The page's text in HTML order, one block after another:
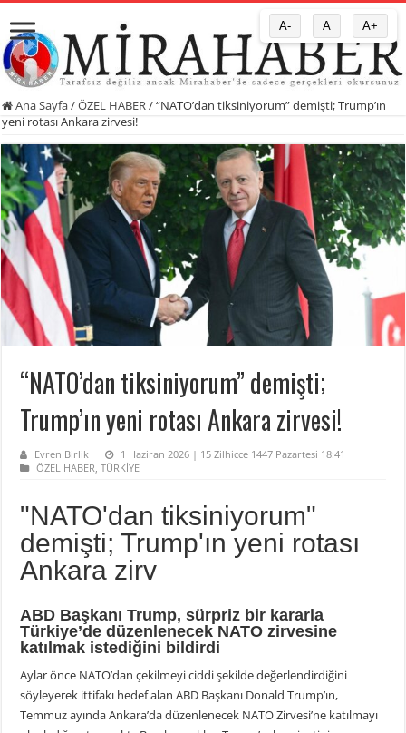
Ana Sayfa/ÖZEL HABER /“NATO’dan tiksiniyorum” demişti; Trump’ın
yeni rotası Ankara zirvesi!
“NATO’dan tiksiniyorum” demişti;
Trump’ın yeni rotası Ankara zirvesi!
Evren Birlik
1 Haziran 2026 | 15 Zilhicce 1447 Pazartesi 18:41
ÖZEL HABER,TÜRKİYE
"NATO'dan tiksiniyorum"
demişti; Trump'ın yeni rotası
Ankara zirv
ABD Başkanı Trump, sürpriz bir kararla
Türkiye’de düzenlenecek NATO zirvesine
katılmak istediğini bildirdi
Aylar önce NATO’dan çekilmeyi ciddi şekilde değerlendirdiğini
söyleyerek ittifakı hedef alan ABD Başkanı Donald Trump’ın,
Temmuz ayında Ankara’da düzenlenecek NATO Zirvesi’ne katılmayı
A- A A+